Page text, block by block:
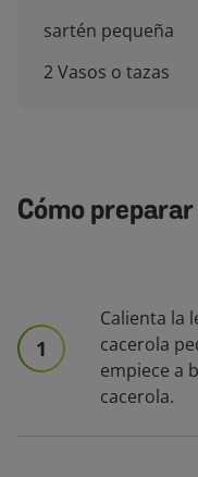
sartén pequeña
2 Vasos o tazas
Cómo
1
Calienta la
cacerola
empiece a
cacerola.